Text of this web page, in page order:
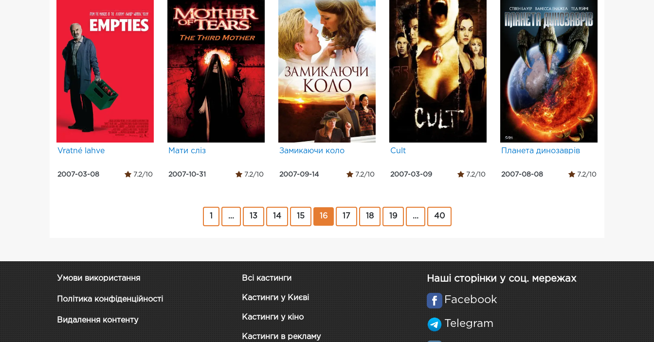
Vratné lahve
2007-03-08 7.2/10
Мати сліз
2007-10-31 7.2/10
Замикаючи коло
2007-09-14 7.2/10
Cult
2007-03-09 7.2/10
Планета динозаврів
2007-08-08 7.2/10
... 13 14 15 16 17 18 19 ... 40
Умови використання
Політика конфіденційності
Видалення контенту
Всі кастинги
Кастинги у Києві
Кастинги у кіно
Кастинги в рекламу
Наші сторінки у соц. мережах
Facebook
Telegram